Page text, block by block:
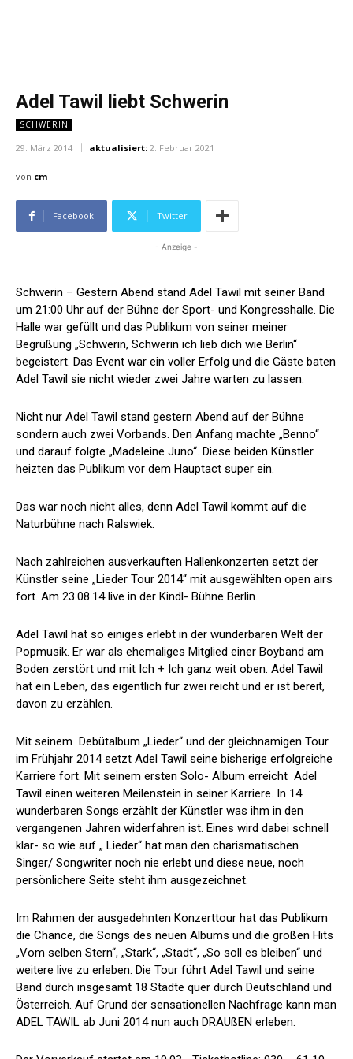
Adel Tawil liebt Schwerin
SCHWERIN
29. März 2014 aktualisiert: 2. Februar 2021
von cm
Facebook Twitter
- Anzeige -
Schwerin – Gestern Abend stand Adel Tawil mit seiner Band
um 21:00 Uhr auf der Bühne der Sport- und Kongresshalle. Die
Halle war gefüllt und das Publikum von seiner meiner
Begrüßung „Schwerin, Schwerin ich lieb dich wie Berlin“
begeistert. Das Event war ein voller Erfolg und die Gäste baten
Adel Tawil sie nicht wieder zwei Jahre warten zu lassen.
Nicht nur Adel Tawil stand gestern Abend auf der Bühne
sondern auch zwei Vorbands. Den Anfang machte „Benno“
und darauf folgte „Madeleine Juno“. Diese beiden Künstler
heizten das Publikum vor dem Hauptact super ein.
Das war noch nicht alles, denn Adel Tawil kommt auf die
Naturbühne nach Ralswiek.
Nach zahlreichen ausverkauften Hallenkonzerten setzt der
Künstler seine „Lieder Tour 2014“ mit ausgewählten open airs
fort. Am 23.08.14 live in der Kindl- Bühne Berlin.
Adel Tawil hat so einiges erlebt in der wunderbaren Welt der
Popmusik. Er war als ehemaliges Mitglied einer Boyband am
Boden zerstört und mit Ich + Ich ganz weit oben. Adel Tawil
hat ein Leben, das eigentlich für zwei reicht und er ist bereit,
davon zu erzählen.
Mit seinem Debütalbum „Lieder“ und der gleichnamigen Tour
im Frühjahr 2014 setzt Adel Tawil seine bisherige erfolgreiche
Karriere fort. Mit seinem ersten Solo- Album erreicht Adel
Tawil einen weiteren Meilenstein in seiner Karriere. In 14
wunderbaren Songs erzählt der Künstler was ihm in den
vergangenen Jahren widerfahren ist. Eines wird dabei schnell
klar- so wie auf „ Lieder“ hat man den charismatischen
Singer/ Songwriter noch nie erlebt und diese neue, noch
persönlichere Seite steht ihm ausgezeichnet.
Im Rahmen der ausgedehnten Konzerttour hat das Publikum
die Chance, die Songs des neuen Albums und die großen Hits
„Vom selben Stern“, „Stark“, „Stadt“, „So soll es bleiben“ und
weitere live zu erleben. Die Tour führt Adel Tawil und seine
Band durch insgesamt 18 Städte quer durch Deutschland und
Österreich. Auf Grund der sensationellen Nachfrage kann man
ADEL TAWIL ab Juni 2014 nun auch DRAUßEN erleben.